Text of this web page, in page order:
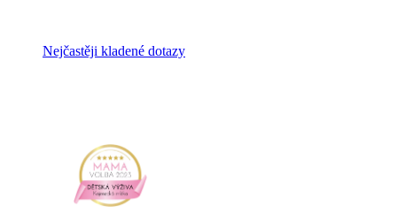
Nejčastěji kladené dotazy